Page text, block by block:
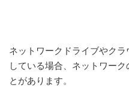
ネットワークドライブやク
している場合、ネットワー
とがあります。